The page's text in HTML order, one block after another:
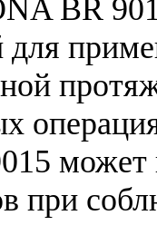
BR
для
может
при